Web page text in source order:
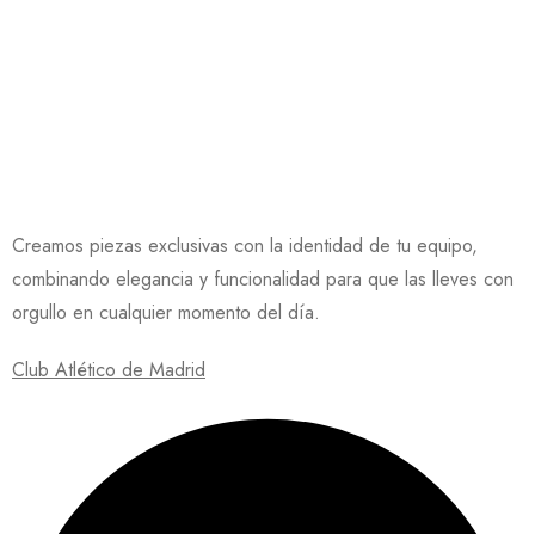
Creamos piezas exclusivas con la identidad de tu equipo,
combinando elegancia y funcionalidad para que las lleves con
orgullo en cualquier momento del día.
Club Atlético de Madrid